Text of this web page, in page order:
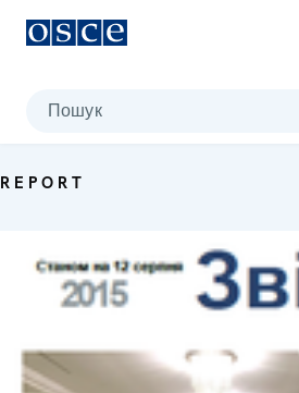
Пошук
REPORT